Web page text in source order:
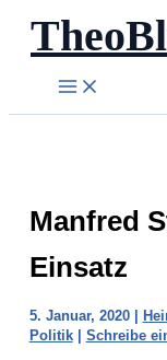
Zum
Inhalt
springen
Manfred
Einsatz
5. Januar, 2020 |
Politik| Schreibe